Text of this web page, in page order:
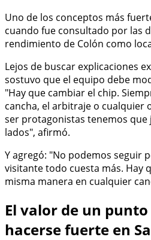
Uno de los conceptos más
cuando fue consultado por las
rendimiento de Colón como
Lejos de buscar explicaciones
sostuvo que el equipo debe
"Hay que cambiar el chip.
cancha, el arbitraje o cualquier
ser protagonistas tenemos que
lados", afirmó.
Y agregó: "No podemos seguir
visitante todo cuesta más. Hay
misma manera en cualquier
El valor de un
hacerse fuerte en